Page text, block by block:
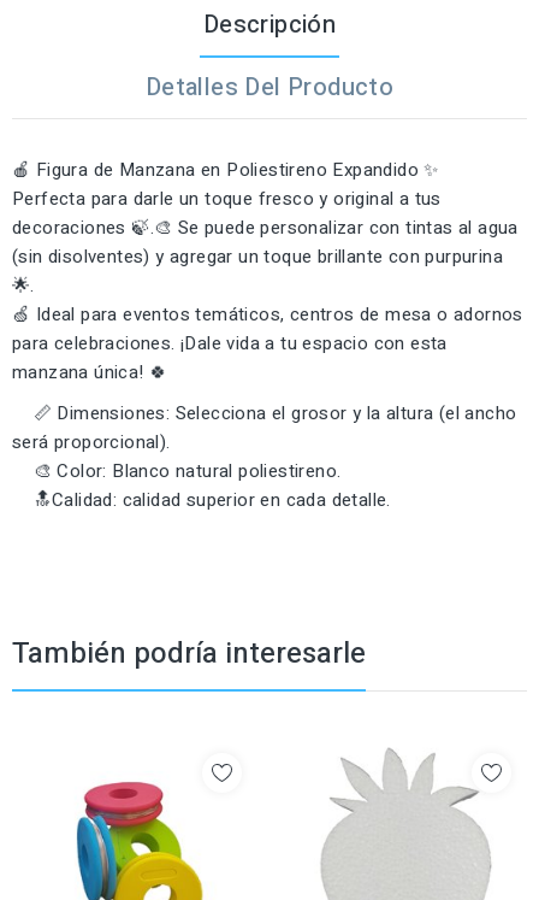
Descripción
Detalles Del Producto
🍎 Figura de Manzana en Poliestireno Expandido ✨
Perfecta para darle un toque fresco y original a tus
decoraciones 🍃.🎨 Se puede personalizar con tintas al agua
(sin disolventes) y agregar un toque brillante con purpurina
🌟.
🍏 Ideal para eventos temáticos, centros de mesa o adornos
para celebraciones. ¡Dale vida a tu espacio con esta
manzana única! 🍀
📏 Dimensiones: Selecciona el grosor y la altura (el ancho
será proporcional).
🎨 Color: Blanco natural poliestireno.
🔝Calidad: calidad superior en cada detalle.
También podría interesarle